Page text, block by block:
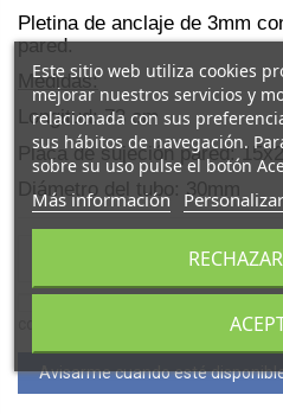
Pletina de anclaje de 3mm
pared.
Medidas:
Longitud: 73 cm
Placa de sujeción pared:
Diámetro del tubo: 30mm
Acepto las condiciones
Este sitio web utiliza cookies
mejorar nuestros servicios y
relacionada con sus
sus hábitos de navegación.
sobre su uso pulse el botón
Más información